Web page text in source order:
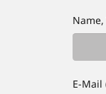
E-Mail